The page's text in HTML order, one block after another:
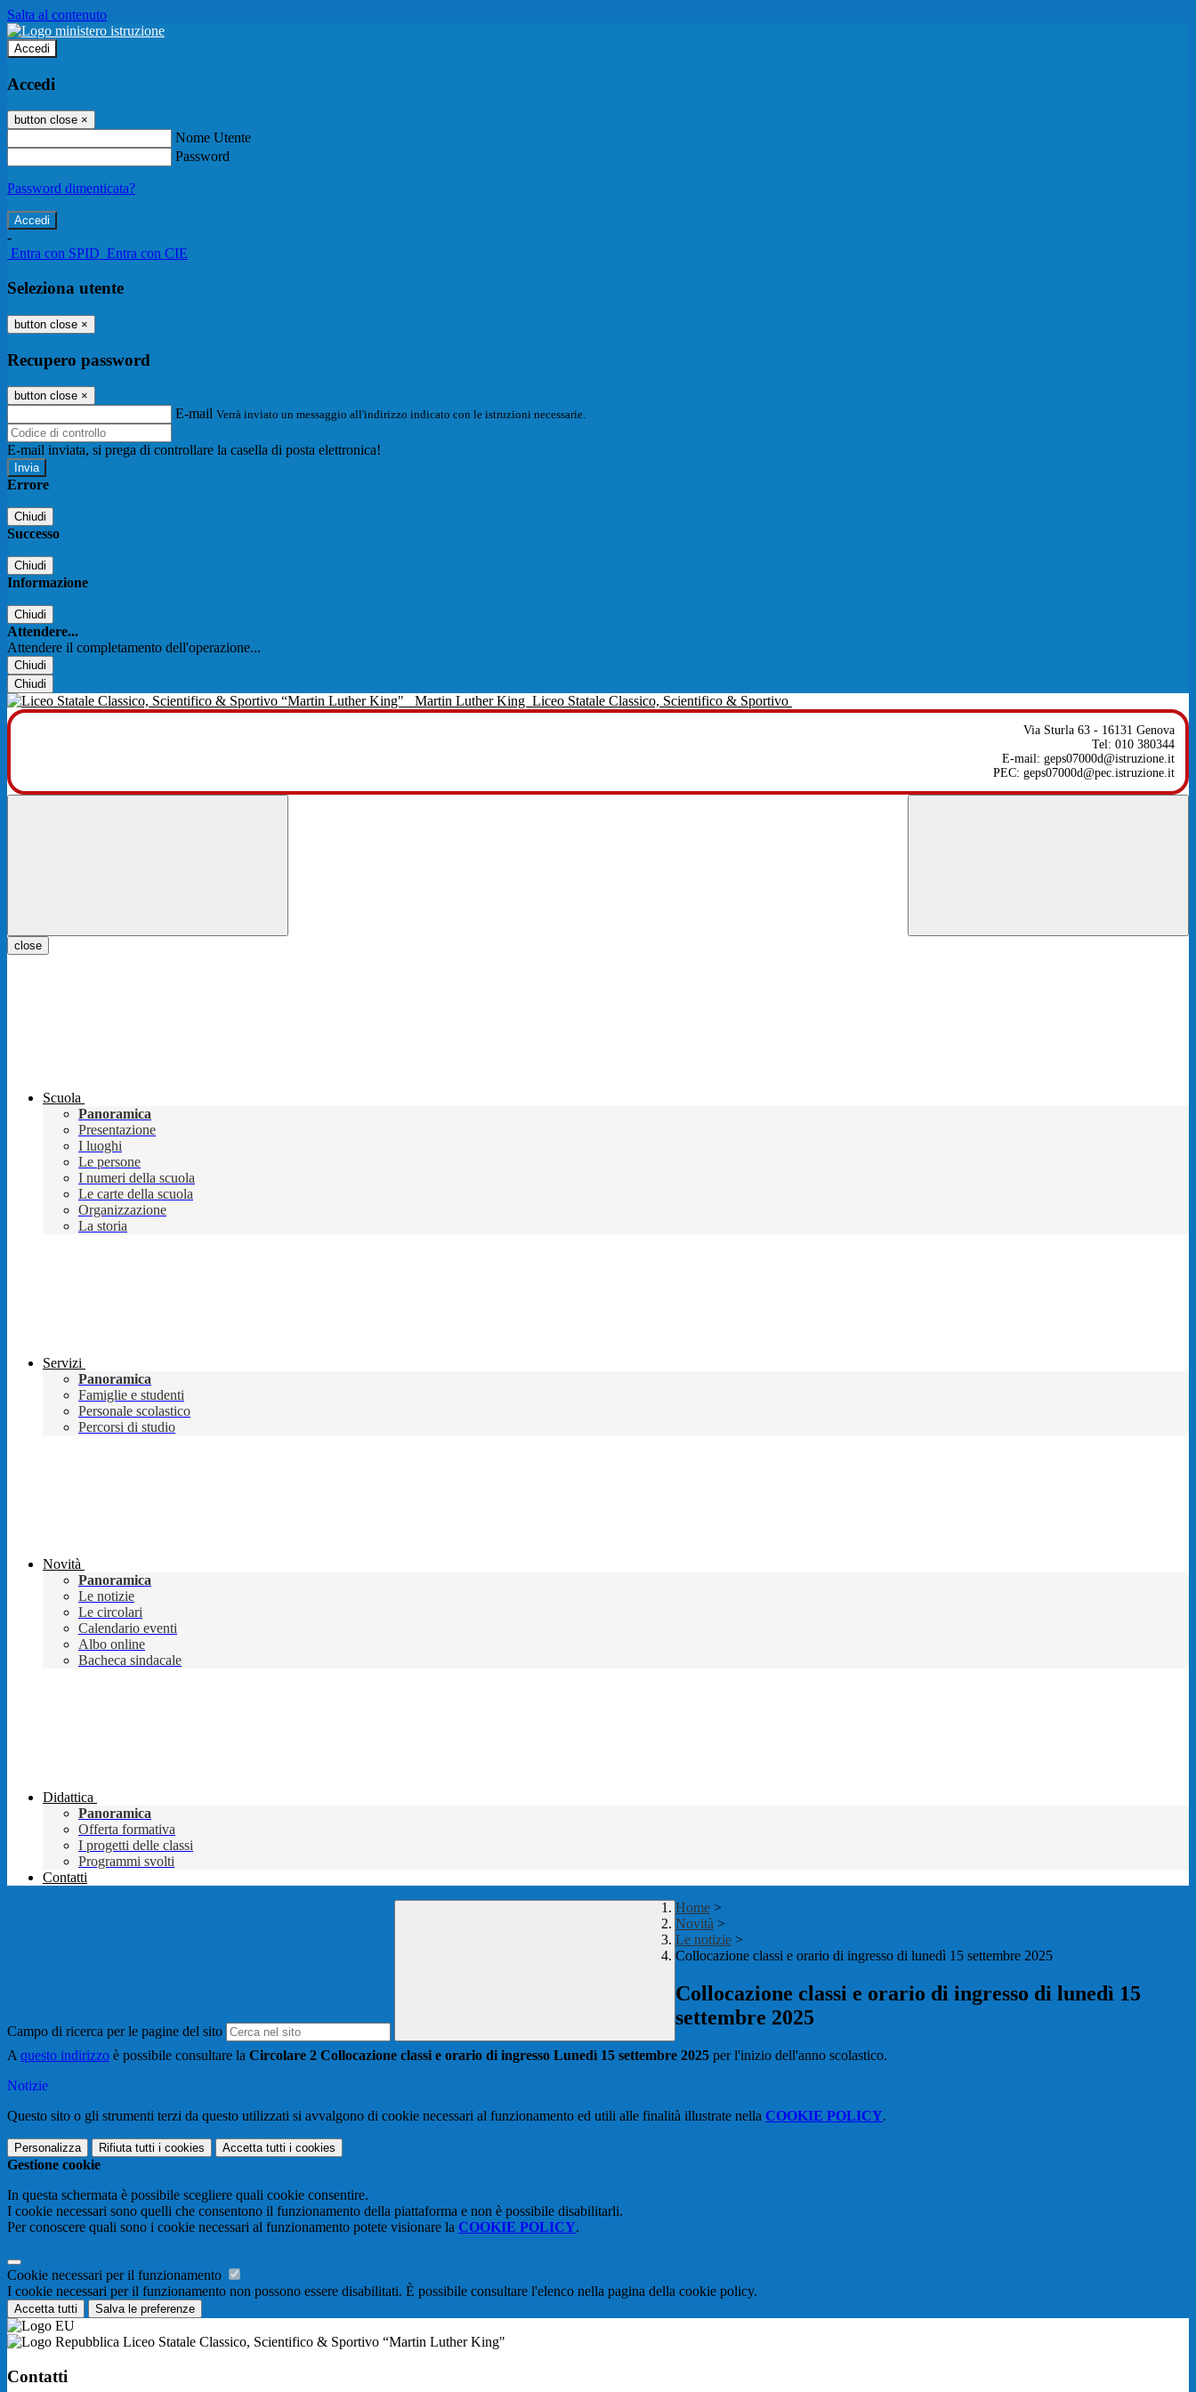
Salta al contenuto
Accedi
Accedi
button close ×
Nome Utente
Password
Password dimenticata?
-
Entra con SPID Entra con CIE
Seleziona utente
button close ×
Recupero password
button close ×
E-mail Verrà inviato un messaggio all'indirizzo indicato con le istruzioni necessarie.
E-mail inviata, si prega di controllare la casella di posta elettronica!
Errore
Chiudi
Successo
Chiudi
Informazione
Chiudi
Attendere...
Attendere il completamento dell'operazione...
Chiudi
Chiudi
Martin Luther King Liceo Statale Classico, Scientifico & Sportivo
Via Sturla 63 - 16131 Genova
Tel: 010 380344
E-mail: geps07000d@istruzione.it
PEC: geps07000d@pec.istruzione.it
close
Scuola
Panoramica
Presentazione
I luoghi
Le persone
I numeri della scuola
Le carte della scuola
Organizzazione
La storia
Servizi
Panoramica
Famiglie e studenti
Personale scolastico
Percorsi di studio
Novità
Panoramica
Le notizie
Le circolari
Calendario eventi
Albo online
Bacheca sindacale
Didattica
Panoramica
Offerta formativa
I progetti delle classi
Programmi svolti
Contatti
Campo di ricerca per le pagine del sito
Home >
Novità >
Le notizie >
Collocazione classi e orario di ingresso di lunedì 15 settembre 2025
Collocazione classi e orario di ingresso di lunedì 15
settembre 2025
A questo indirizzo è possibile consultare la Circolare 2 Collocazione classi e orario di ingresso Lunedì 15 settembre 2025 per l'inizio dell'anno scolastico.
Notizie
Questo sito o gli strumenti terzi da questo utilizzati si avvalgono di cookie necessari al funzionamento ed utili alle finalità illustrate nella COOKIE POLICY.
Personalizza Rifiuta tutti i cookies Accetta tutti i cookies
Gestione cookie
In questa schermata è possibile scegliere quali cookie consentire.
I cookie necessari sono quelli che consentono il funzionamento della piattaforma e non è possibile disabilitarli.
Per conoscere quali sono i cookie necessari al funzionamento potete visionare la COOKIE POLICY.
Cookie necessari per il funzionamento
I cookie necessari per il funzionamento non possono essere disabilitati. È possibile consultare l'elenco nella pagina della cookie policy.
Accetta tutti Salva le preferenze
Liceo Statale Classico, Scientifico & Sportivo “Martin Luther King"
Contatti